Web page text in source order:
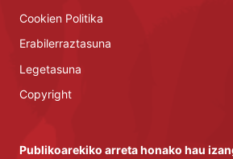
Cookien Politika
Erabilerraztasuna
Legetasuna
Copyright
Publikoarekiko arreta honako hau